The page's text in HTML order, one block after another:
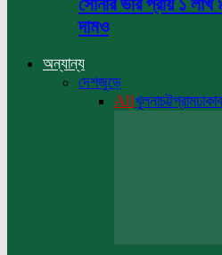
সোনার ভরি প্রায় ১ লাখ
দামও
অন্যান্য
দেশজুড়ে
Allখুলনাচট্টগ্রামঢাকা